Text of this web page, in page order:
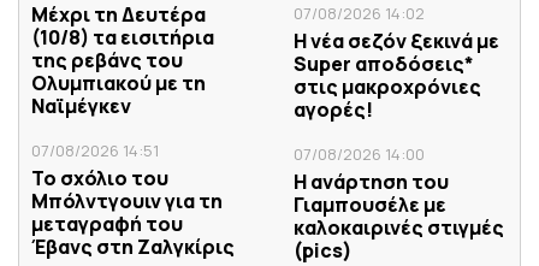
Μέχρι τη Δευτέρα
(10/8) τα εισιτήρια
της ρεβάνς του
Ολυμπιακού με τη
Ναϊμέγκεν
07/08/2026 14:51
Το σχόλιο του
Μπόλντγουιν για τη
μεταγραφή του
Έβανς στη Ζαλγκίρις
07/08/2026 14:02
Η νέα σεζόν ξεκινά με
Super αποδόσεις*
στις μακροχρόνιες
αγορές!
07/08/2026 14:00
Η ανάρτηση του
Γιαμπουσέλε με
καλοκαιρινές στιγμές
(pics)